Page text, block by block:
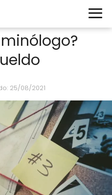
25/08/2021